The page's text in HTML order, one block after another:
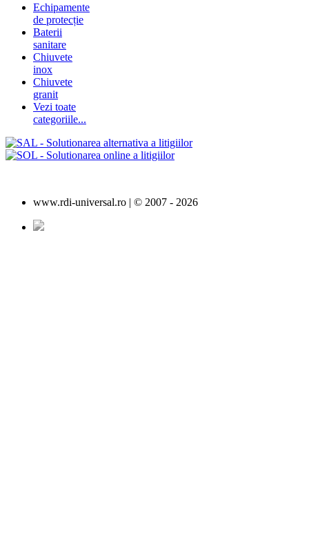
Echipamente
de protecție
Baterii
sanitare
Chiuvete
inox
Chiuvete
granit
Vezi toate
categoriile...
www.rdi-universal.ro | © 2007 - 2026